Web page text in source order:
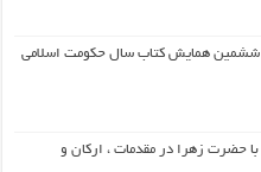
همایش کتاب سال حکومت اسلامی
با حضرت زهرا در مقدمات ، ارکان و